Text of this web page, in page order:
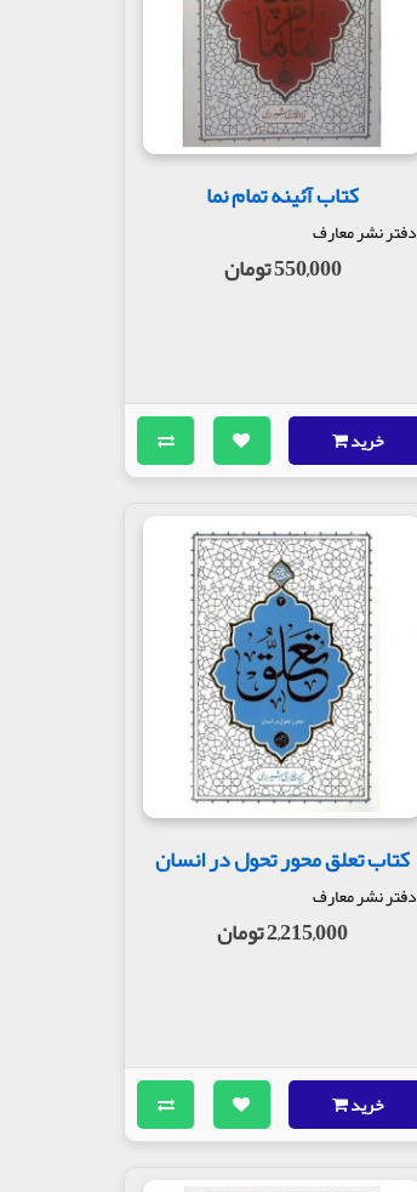
کتاب آئینه تمام نما
دفتر نشر معارف
550,000 تومان
خرید
کتاب تعلق محور تحول در انسان
دفتر نشر معارف
2,215,000 تومان
خرید